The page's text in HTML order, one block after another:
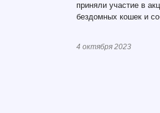
приняли участие в
бездомных кошек и
4 октября 2023